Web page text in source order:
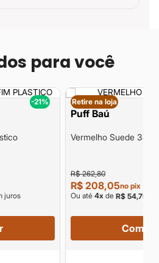
para você
-21%
juros
Retire na loja
Puff Baú
Vermelho Suede 38cm
R$ 262,80
R$ 208,05no pix
Ou até 4xde R$ 54,75